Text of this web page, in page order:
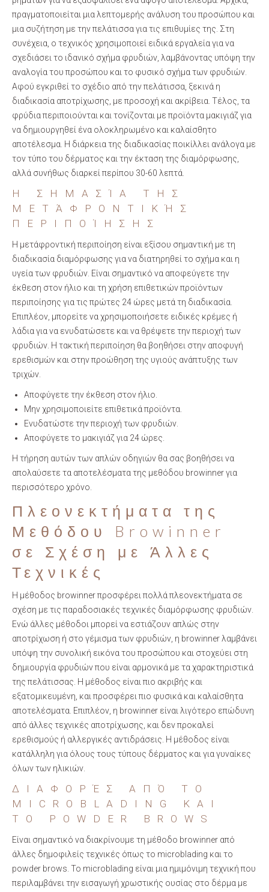
πραγματοποιείται μια λεπτομερής ανάλυση του προσώπου και
μια συζήτηση με την πελάτισσα για τις επιθυμίες της. Στη
συνέχεια, ο τεχνικός χρησιμοποιεί ειδικά εργαλεία για να
σχεδιάσει το ιδανικό σχήμα φρυδιών, λαμβάνοντας υπόψη την
αναλογία του προσώπου και το φυσικό σχήμα των φρυδιών.
Αφού εγκριθεί το σχέδιο από την πελάτισσα, ξεκινά η
διαδικασία αποτρίχωσης, με προσοχή και ακρίβεια. Τέλος, τα
φρύδια περιποιούνται και τονίζονται με προϊόντα μακιγιάζ για
να δημιουργηθεί ένα ολοκληρωμένο και καλαίσθητο
αποτέλεσμα. Η διάρκεια της διαδικασίας ποικίλλει ανάλογα με
τον τύπο του δέρματος και την έκταση της διαμόρφωσης,
αλλά συνήθως διαρκεί περίπου 30-60 λεπτά.
Η ΣΗΜΑΣΊΑ ΤΗΣ
ΜΕΤΆΦΡΟΝΤΙΚΉΣ
ΠΕΡΙΠΟΊΗΣΗΣ
Η μετάφροντική περιποίηση είναι εξίσου σημαντική με τη
διαδικασία διαμόρφωσης για να διατηρηθεί το σχήμα και η
υγεία των φρυδιών. Είναι σημαντικό να αποφεύγετε την
έκθεση στον ήλιο και τη χρήση επιθετικών προϊόντων
περιποίησης για τις πρώτες 24 ώρες μετά τη διαδικασία.
Επιπλέον, μπορείτε να χρησιμοποιήσετε ειδικές κρέμες ή
λάδια για να ενυδατώσετε και να θρέψετε την περιοχή των
φρυδιών. Η τακτική περιποίηση θα βοηθήσει στην αποφυγή
ερεθισμών και στην προώθηση της υγιούς ανάπτυξης των
τριχών.
Αποφύγετε την έκθεση στον ήλιο.
Μην χρησιμοποιείτε επιθετικά προϊόντα.
Ενυδατώστε την περιοχή των φρυδιών.
Αποφύγετε το μακιγιάζ για 24 ώρες.
Η τήρηση αυτών των απλών οδηγιών θα σας βοηθήσει να
απολαύσετε τα αποτελέσματα της μεθόδου browinner για
περισσότερο χρόνο.
Πλεονεκτήματα της
Μεθόδου Browinner
σε Σχέση με Άλλες
Τεχνικές
Η μέθοδος browinner προσφέρει πολλά πλεονεκτήματα σε
σχέση με τις παραδοσιακές τεχνικές διαμόρφωσης φρυδιών.
Ενώ άλλες μέθοδοι μπορεί να εστιάζουν απλώς στην
αποτρίχωση ή στο γέμισμα των φρυδιών, η browinner λαμβάνει
υπόψη την συνολική εικόνα του προσώπου και στοχεύει στη
δημιουργία φρυδιών που είναι αρμονικά με τα χαρακτηριστικά
της πελάτισσας. Η μέθοδος είναι πιο ακριβής και
εξατομικευμένη, και προσφέρει πιο φυσικά και καλαίσθητα
αποτελέσματα. Επιπλέον, η browinner είναι λιγότερο επώδυνη
από άλλες τεχνικές αποτρίχωσης, και δεν προκαλεί
ερεθισμούς ή αλλεργικές αντιδράσεις. Η μέθοδος είναι
κατάλληλη για όλους τους τύπους δέρματος και για γυναίκες
όλων των ηλικιών.
ΔΙΑΦΟΡΈΣ ΑΠΌ ΤΟ
MICROBLADING ΚΑΙ
ΤΟ POWDER BROWS
Είναι σημαντικό να διακρίνουμε τη μέθοδο browinner από
άλλες δημοφιλείς τεχνικές όπως το microblading και το
powder brows. Το microblading είναι μια ημιμόνιμη τεχνική που
περιλαμβάνει την εισαγωγή χρωστικής ουσίας στο δέρμα με